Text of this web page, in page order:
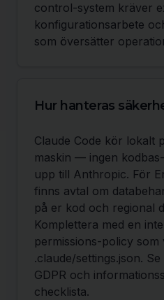
control-system kräver
konfigurationsarbete
som översätter
Hur hanteras
Claude Code kör lokalt
maskin — ingen
upp till Anthropic. För
finns avtal om
på er kod och regional
Komplettera med en
permissions-policy som
.claude/settings.json.
GDPR och
checklista.